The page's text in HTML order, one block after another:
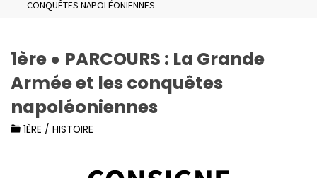
CONQUÊTES NAPOLÉONIENNES
1ère ● PARCOURS : La Grande
Armée et les conquêtes
napoléoniennes
1ÈRE / HISTOIRE